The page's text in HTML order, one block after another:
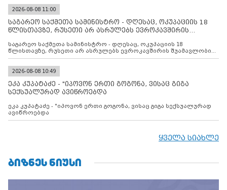
2026-08-08 11:00
საგარეო საქმეთა სამინისტრო - დღესაც, ოკუპაციის 18
წლისთავზე, რუსეთი არ ასრულებს ევროკავშირის
საგარეო საქმეთა სამინისტრო - დღესაც, ოკუპაციის 18
წლისთავზე, რუსეთი არ ასრულებს ევროკავშირის შუამავლობით
დადებულ 2008 წლის 12 აგვისტოს ცეცხლის შეწყვეტის
კონტროლს ოკუპირებულ რეგიონებში, აგრძელებს მათი
მილიტარიზაციის პროცესს და აქტიურად დგამს ნაბიჯებს მათი
ფაქტობრივი ანექსიისკენ
2026-08-08 10:49
ეკა კუპატაძე - "იპოვონ ერთი გოგონა, ვისაც გიგა
სექსუალურად ავიწროებდა
ეკა კუპატაძე - "იპოვონ ერთი გოგონა, ვისაც გიგა სექსუალურად
ავიწროებდა
ყველა სიახლე
ᲑᲘᲖᲜᲔᲡ ᲜᲘᲣᲡᲘ